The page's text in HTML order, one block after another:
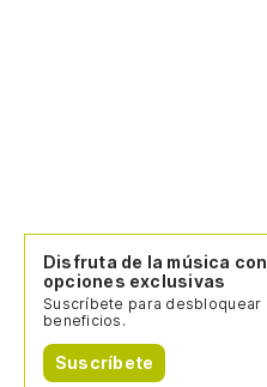
Disfruta de la música con
opciones exclusivas
Suscríbete para desbloquear
beneficios.
Suscríbete